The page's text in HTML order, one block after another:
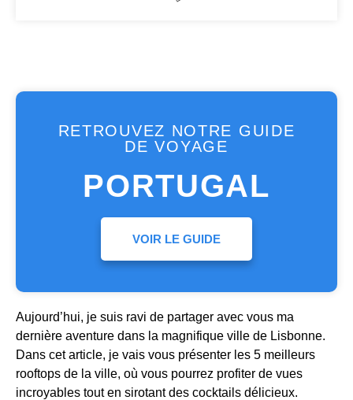
RETROUVEZ NOTRE GUIDE
DE VOYAGE
PORTUGAL
VOIR LE GUIDE
Aujourd’hui, je suis ravi de partager avec vous ma
dernière aventure dans la magnifique ville de Lisbonne.
Dans cet article, je vais vous présenter les 5 meilleurs
rooftops de la ville, où vous pourrez profiter de vues
incroyables tout en sirotant des cocktails délicieux.